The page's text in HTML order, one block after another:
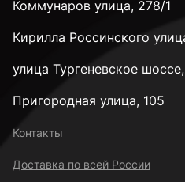
Коммунаров улица, 278/1
Кирилла Россинского
улица Тургеневское
Пригородная улица, 105
Контакты
Доставка по всей России